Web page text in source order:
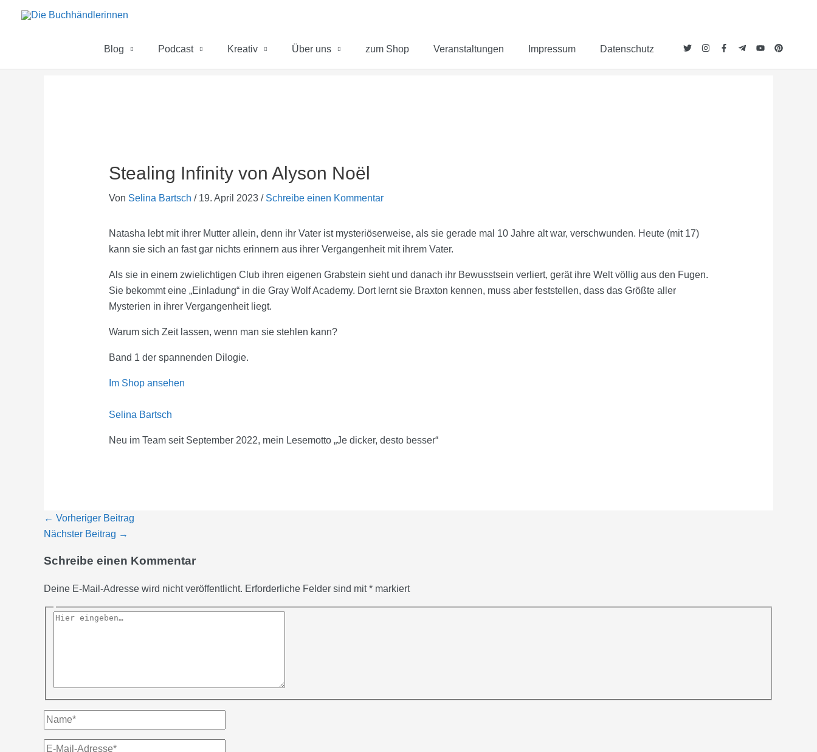
Inhalt
Blog
Podcast Kreativ Über uns zum Shop Veranstaltungen Impressum Datenschutz
Stealing Infinity von Alyson Noël
Von Selina Bartsch / 19. April 2023 / Schreibe einen Kommentar
Natasha lebt mit ihrer Mutter allein, denn ihr Vater ist mysteriöserweise, als sie gerade mal 10 Jahre alt war, verschwunden. Heute (mit 17)
kann sie sich an fast gar nichts erinnern aus ihrer Vergangenheit mit ihrem Vater.
Als sie in einem zwielichtigen Club ihren eigenen Grabstein sieht und danach ihr Bewusstsein verliert, gerät ihre Welt völlig aus den Fugen.
Sie bekommt eine „Einladung“ in die Gray Wolf Academy. Dort lernt sie Braxton kennen, muss aber feststellen, dass das Größte aller
Mysterien in ihrer Vergangenheit liegt.
Warum sich Zeit lassen, wenn man sie stehlen kann?
Band 1 der spannenden Dilogie.
Im Shop ansehen
Selina Bartsch
Neu im Team seit September 2022, mein Lesemotto „Je dicker, desto besser“
← Vorheriger Beitrag
Nächster Beitrag →
Schreibe einen Kommentar
Deine E-Mail-Adresse wird nicht veröffentlicht. Erforderliche Felder sind mit* markiert
Hier
Name*
E-